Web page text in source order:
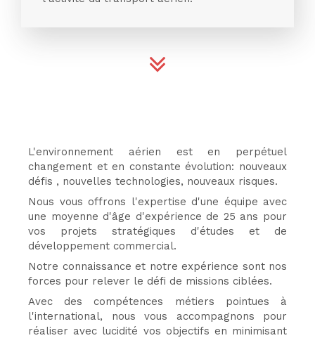
L'environnement aérien est en perpétuel
changement et en constante évolution: nouveaux
défis , nouvelles technologies, nouveaux risques.
Nous vous offrons l'expertise d'une équipe avec
une moyenne d'âge d'expérience de 25 ans pour
vos projets stratégiques d'études et de
développement commercial.
Notre connaissance et notre expérience sont nos
forces pour relever le défi de missions ciblées.
Avec des compétences métiers pointues à
l'international, nous vous accompagnons pour
réaliser avec lucidité vos objectifs en minimisant